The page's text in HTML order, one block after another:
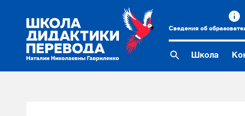
Сведения об
Школа